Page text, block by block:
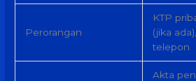
Perorangan
KTP
(jika
telepon
Akta